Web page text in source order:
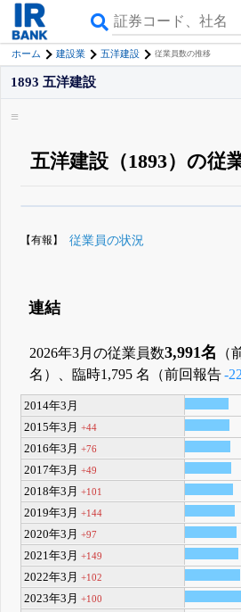
ホーム 建設業 五洋建設 従業員数の推移
1893 五洋建設
五洋建設（1893）の従
く追える
無料でβ版をはじ
【有報】 従業員の状況
連結
2026年3月の従業員数3,991名 （
名）、臨時1,795 名（前回報告-
2014年3月
2015年3月+44
2016年3月+76
2017年3月+49
2018年3月+101
2019年3月+144
2020年3月+97
2021年3月+149
2022年3月+102
2023年3月+100